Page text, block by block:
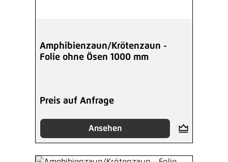
Amphibienzaun/Krötenzaun -
Folie ohne Ösen 1000 mm
Preis auf Anfrage
Ansehen